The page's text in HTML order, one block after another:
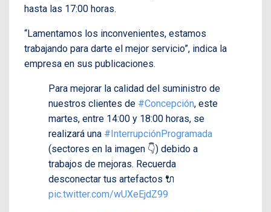
hasta las 17:00 horas.
“Lamentamos los inconvenientes, estamos
trabajando para darte el mejor servicio”, indica la
empresa en sus publicaciones.
Para mejorar la calidad del suministro de
nuestros clientes de #Concepción, este
martes, entre 14:00 y 18:00 horas, se
realizará una #InterrupciónProgramada
(sectores en la imagen 👇) debido a
trabajos de mejoras. Recuerda
desconectar tus artefactos 🔌
pic.twitter.com/wUXeEjdZ99